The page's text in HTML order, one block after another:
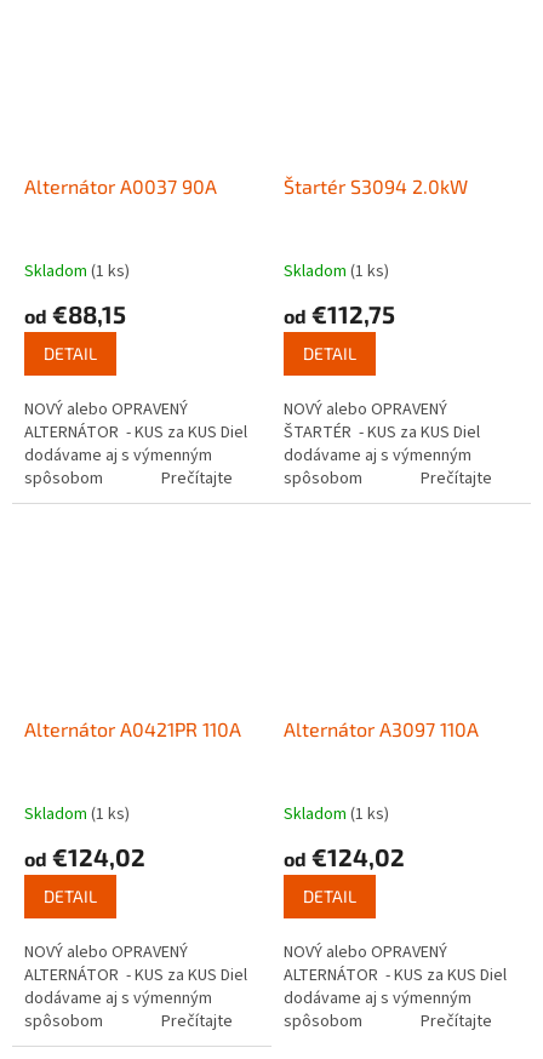
Alternátor A0037 90A
Skladom (1 ks)
od €88,15
DETAIL
NOVÝ alebo OPRAVENÝ
ALTERNÁTOR - KUS za KUS Diel
dodávame aj s výmenným
spôsobom Prečítajte
si ako...
Štartér S3094 2.0kW
Skladom (1 ks)
od €112,75
DETAIL
NOVÝ alebo OPRAVENÝ
ŠTARTÉR - KUS za KUS Diel
dodávame aj s výmenným
spôsobom Prečítajte
si ako funguje...
Alternátor A0421PR 110A
Skladom (1 ks)
od €124,02
DETAIL
NOVÝ alebo OPRAVENÝ
ALTERNÁTOR - KUS za KUS Diel
dodávame aj s výmenným
spôsobom Prečítajte
si ako...
Alternátor A3097 110A
Skladom (1 ks)
od €124,02
DETAIL
NOVÝ alebo OPRAVENÝ
ALTERNÁTOR - KUS za KUS Diel
dodávame aj s výmenným
spôsobom Prečítajte